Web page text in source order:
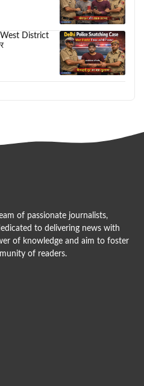
West District
of passionate journalists,
to delivering news with
of knowledge and aim to foster
of readers.